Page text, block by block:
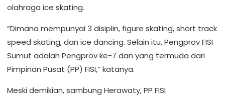
olahraga ice skating.
“Dimana mempunyai 3 disiplin, figure skating, short track
speed skating, dan ice dancing. Selain itu, Pengprov FISI
Sumut adalah Pengprov ke-7 dan yang termuda dari
Pimpinan Pusat (PP) FISI,” katanya.
Meski demikian, sambung Herawaty, PP FISI